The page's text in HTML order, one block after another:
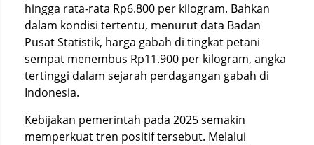
hingga rata-rata Rp6.800 per kilogram. Bahkan
dalam kondisi tertentu, menurut data Badan
Pusat Statistik, harga gabah di tingkat petani
sempat menembus Rp11.900 per kilogram, angka
tertinggi dalam sejarah perdagangan gabah di
Indonesia.
Kebijakan pemerintah pada 2025 semakin
memperkuat tren positif tersebut. Melalui